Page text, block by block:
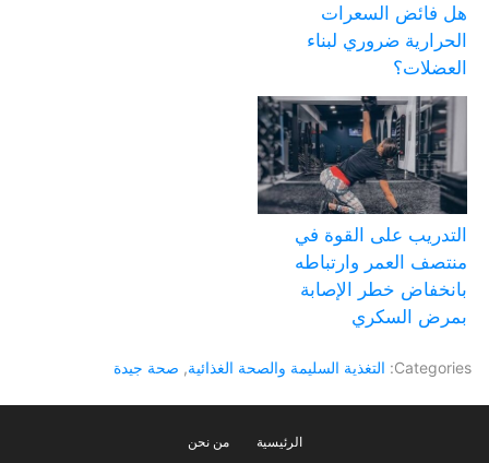
هل فائض السعرات
الحرارية ضروري لبناء
العضلات؟
التدريب على القوة في
منتصف العمر وارتباطه
بانخفاض خطر الإصابة
بمرض السكري
Categories: التغذية السليمة والصحة الغذائية, صحة جيدة
الرئيسية من نحن